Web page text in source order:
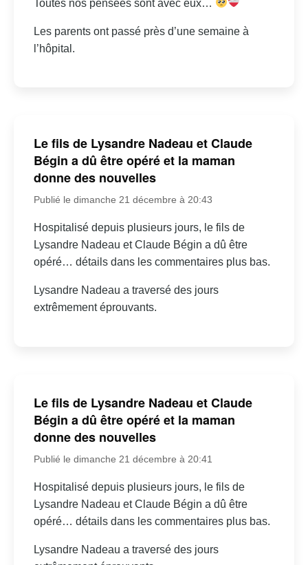
Toutes nos pensées sont avec eux…
Les parents ont passé près d’une semaine à
l’hôpital.
Le fils de Lysandre Nadeau et Claude
Bégin a dû être opéré et la maman
donne des nouvelles
Publié le dimanche 21 décembre à 20:43
Hospitalisé depuis plusieurs jours, le fils de
Lysandre Nadeau et Claude Bégin a dû être
opéré… détails dans les commentaires plus bas.
Lysandre Nadeau a traversé des jours
extrêmement éprouvants.
Le fils de Lysandre Nadeau et Claude
Bégin a dû être opéré et la maman
donne des nouvelles
Publié le dimanche 21 décembre à 20:41
Hospitalisé depuis plusieurs jours, le fils de
Lysandre Nadeau et Claude Bégin a dû être
opéré… détails dans les commentaires plus bas.
Lysandre Nadeau a traversé des jours